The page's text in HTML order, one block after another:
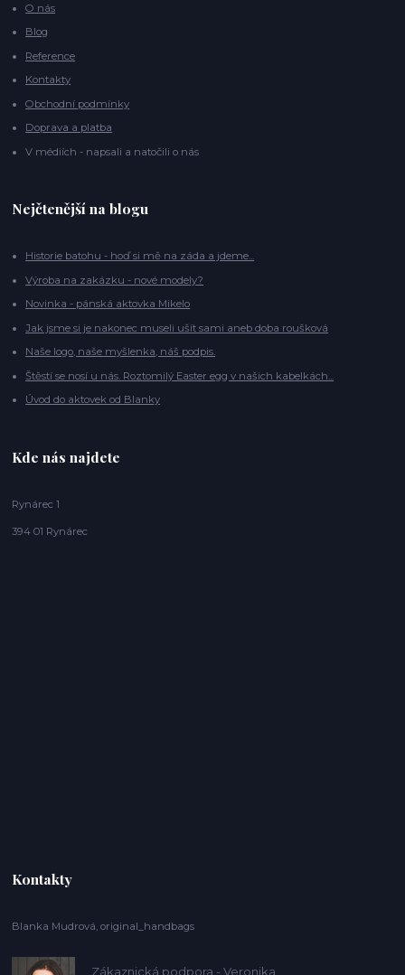
O nás
Blog
Reference
Kontakty
Obchodní podmínky
Doprava a platba
V médiích - napsali a natočili o nás
Nejčtenější na blogu
Historie batohu - hoď si mě na záda a jdeme...
Výroba na zakázku - nové modely?
Novinka - pánská aktovka Mikelo
Jak jsme si je nakonec museli ušít sami aneb doba roušková
Naše logo, naše myšlenka, náš podpis.
Štěstí se nosí u nás. Roztomilý Easter egg v našich kabelkách...
Úvod do aktovek od Blanky
Kde nás najdete
Rynárec 1
394 01 Rynárec
Kontakty
Blanka Mudrová, original_handbags
Zákaznická podpora - Veronika